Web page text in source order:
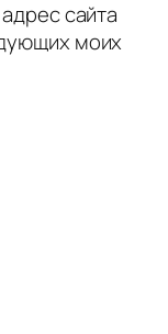
сайта
моих